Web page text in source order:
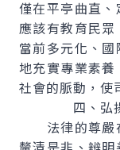
僅在平亭曲直
應該有教育民
當前多元化、
地充實專業素
社會的脈動，使
四、弘揚法
法律的尊嚴